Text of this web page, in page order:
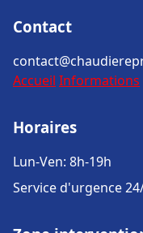
Contact
Accueil Informations
Horaires
Lun-Ven: 8h-19h
Service d'urgence